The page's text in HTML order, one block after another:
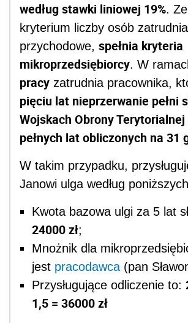
według stawki liniowej 19%.
kryterium liczby osób
przychodowe, spełnia kryteria
mikroprzedsiębiorcy. W
pracy zatrudnia pracownika,
pięciu lat nieprzerwanie pełni
Wojskach Obrony
pełnych lat obliczonych na 31
W takim przypadku,
Janowi ulga według
Kwota bazowa ulgi za 5 lat
24000 zł;
Mnożnik dla
jest pracodawca (pan
Przysługujące odliczenie to:
1,5 = 36000 zł